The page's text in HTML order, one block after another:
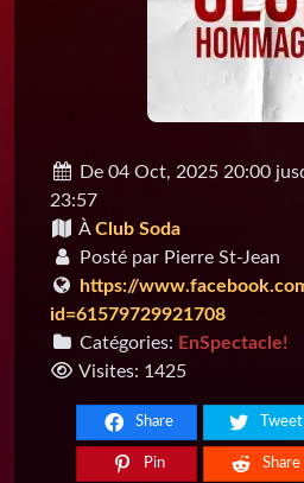
De 04 Oct, 2025 20:00
23:57
ÀClub Soda
Posté par Pierre St-Jean
https://
id=61579729921708
Catégories: EnSpectacle!
Visites: 1425
Share Tweet
Pin Share